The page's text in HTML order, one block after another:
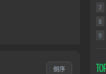
倒序
7
8
9